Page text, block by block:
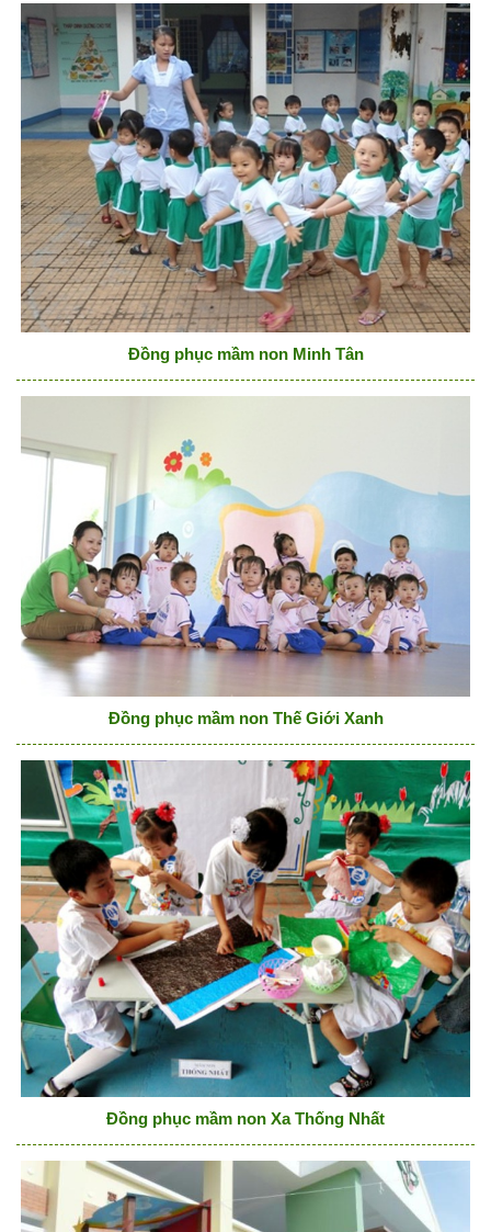
Đồng phục mầm non Minh Tân
Đồng phục mầm non Thế Giới Xanh
Đồng phục mầm non Xa Thống Nhất